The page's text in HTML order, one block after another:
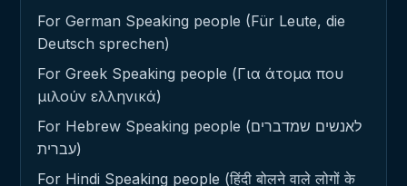
For German Speaking people (Für Leute, die
Deutsch sprechen)
For Greek Speaking people (Για άτομα που
μιλούν ελληνικά)
For Hebrew Speaking people (לאנשים שמדברים
עברית)
For Hindi Speaking people (हिंदी बोलने वाले लोगों के